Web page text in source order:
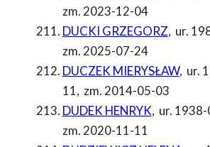
zm. 2023-12-04
DUCKI GRZEGORZ, ur.
zm. 2025-07-24
DUCZEK MIERYSŁAW, ur.
11, zm. 2014-05-03
DUDEK HENRYK, ur.
zm. 2020-11-11